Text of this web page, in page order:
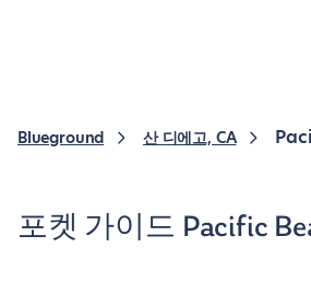
Blueground 산 디에고, CA
포켓 가이드 Pacific